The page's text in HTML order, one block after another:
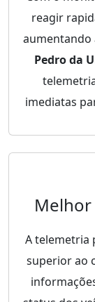
reagir
aumentando
Pedro da
imediatas
A telemetria
superior ao